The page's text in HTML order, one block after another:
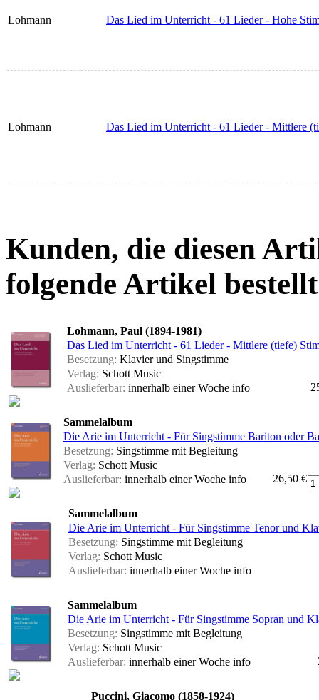
Lohmann Das Lied im Unterricht - 61 Lieder - Hohe
Lohmann Das Lied im Unterricht - 61 Lieder - Mittlere
Kunden, die diesen
folgende Artikel
Lohmann, Paul (1894-1981)
Das Lied im Unterricht - 61 Lieder - Mittlere (tiefe)
Besetzung: Klavier und Singstimme
Verlag: Schott Music
Auslieferbar: innerhalb einer Woche info
Sammelalbum
Die Arie im Unterricht - Für Singstimme Bariton oder
Besetzung: Singstimme mit Begleitung
Verlag: Schott Music
Auslieferbar: innerhalb einer Woche info 26,50 €
Sammelalbum
Die Arie im Unterricht - Für Singstimme Tenor und
Besetzung: Singstimme mit Begleitung
Verlag: Schott Music
Auslieferbar: innerhalb einer Woche info
Sammelalbum
Die Arie im Unterricht - Für Singstimme Sopran und
Besetzung: Singstimme mit Begleitung
Verlag: Schott Music
Auslieferbar: innerhalb einer Woche info
Puccini, Giacomo (1858-1924)